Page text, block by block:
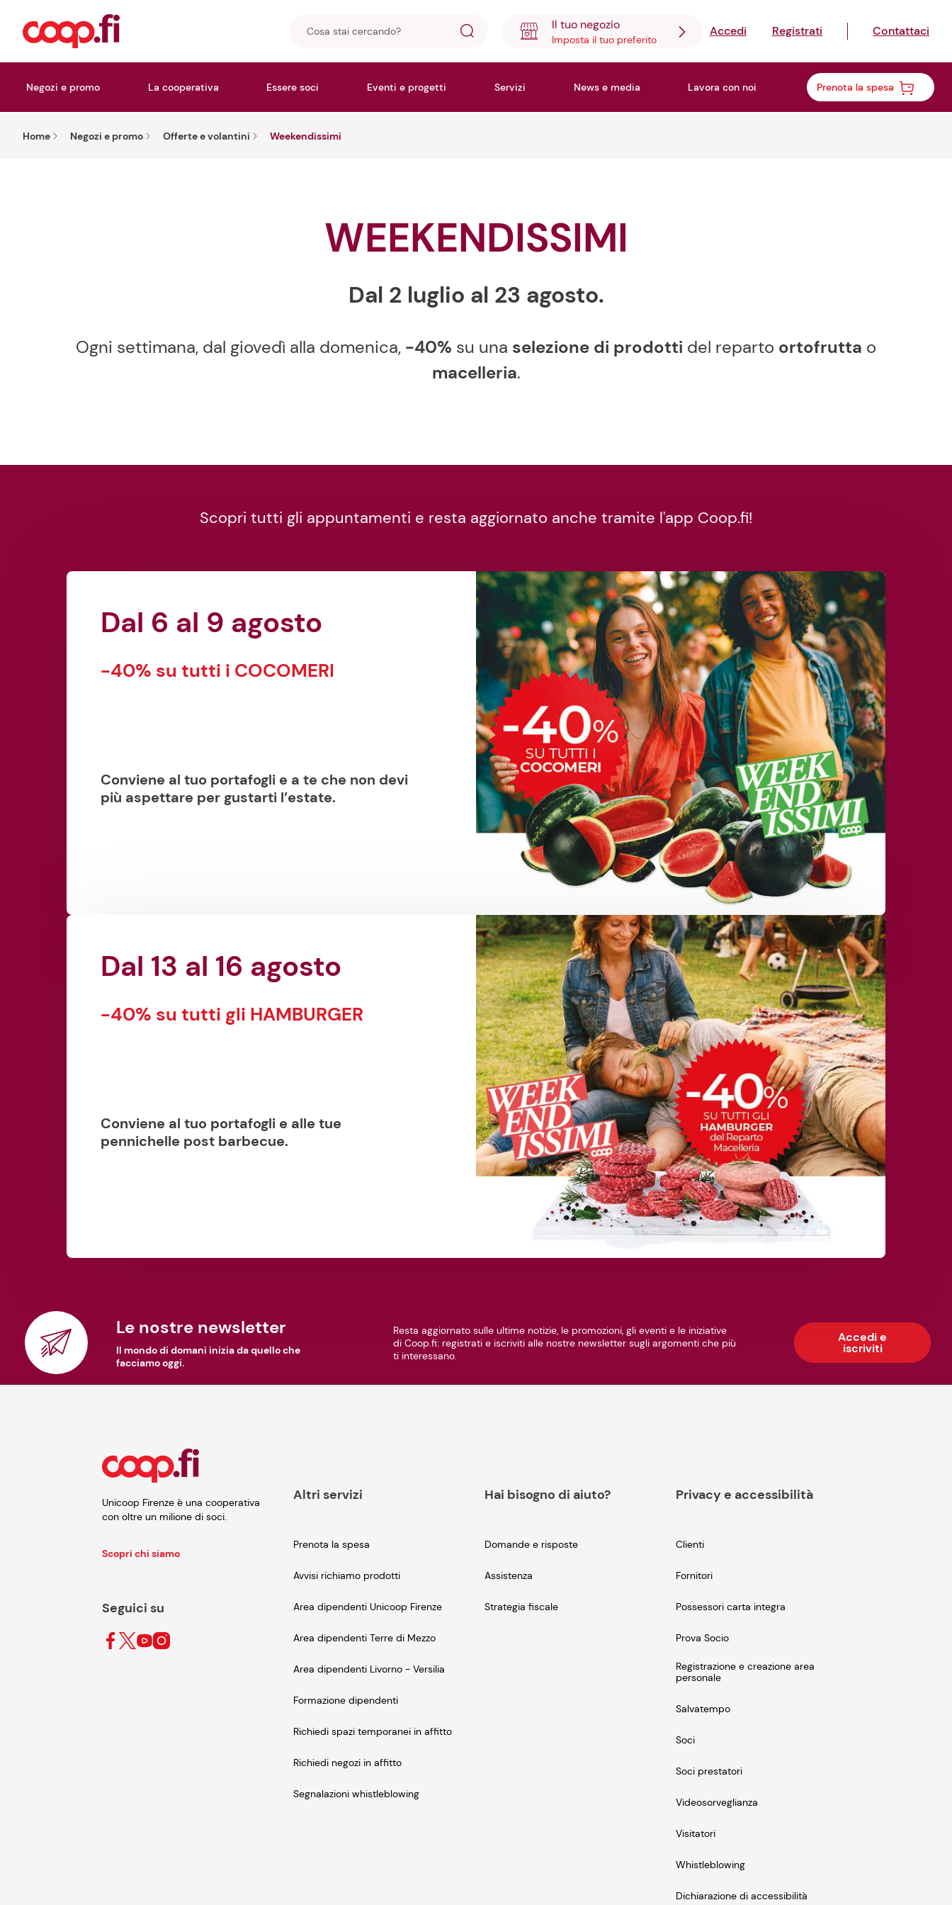
stai
Il tuo negozio
Imposta il tuo preferito
Accedi Registrati Contattaci
Negozi e promo La cooperativa Essere soci Eventi e progetti Servizi News e media Lavora con noi Prenota la spesa
Home Negozi e promo Offerte e volantini Weekendissimi
WEEKENDISSIMI
Dal 2 luglio al 23 agosto.
Ogni settimana, dal giovedì alla domenica, -40% su una selezione di prodotti del reparto ortofrutta o
macelleria.
Scopri tutti gli appuntamenti e resta aggiornato anche tramite l'app Coop.fi!
Dal 6 al 9 agosto
-40% su tutti i COCOMERI
Conviene al tuo portafogli e a te che non devi
più aspettare per gustarti l’estate.
Dal 13 al 16 agosto
-40% su tutti gli HAMBURGER
Conviene al tuo portafogli e alle tue
pennichelle post barbecue.
Le nostre newsletter
Il mondo di domani inizia da quello che
facciamo oggi.
Resta aggiornato sulle ultime notizie, le promozioni, gli eventi e le iniziative
di Coop.fi: registrati e iscriviti alle nostre newsletter sugli argomenti che più
ti interessano.
Accedi e
iscriviti
Unicoop Firenze è una cooperativa
con oltre un milione di soci.
Scopri chi siamo
Seguici su
Altri servizi
Prenota la spesa
Avvisi richiamo prodotti
Area dipendenti Unicoop Firenze
Area dipendenti Terre di Mezzo
Area dipendenti Livorno - Versilia
Formazione dipendenti
Richiedi spazi temporanei in affitto
Richiedi negozi in affitto
Segnalazioni whistleblowing
Hai bisogno di aiuto?
Domande e risposte
Assistenza
Strategia fiscale
Privacy e accessibilità
Clienti
Fornitori
Possessori carta integra
Prova Socio
Registrazione e creazione area
personale
Salvatempo
Soci
Soci prestatori
Videosorveglianza
Visitatori
Whistleblowing
Dichiarazione di accessibilità